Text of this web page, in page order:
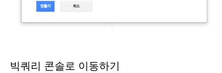
빅쿼리 콘솔로 이동하기